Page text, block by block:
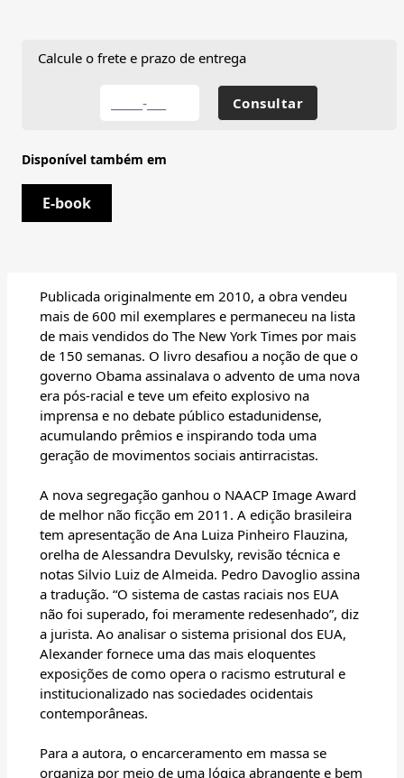
Calcule o frete e prazo de entrega
Disponível também em
E-book
Publicada originalmente em 2010, a obra vendeu
mais de 600 mil exemplares e permaneceu na lista
de mais vendidos do The New York Times por mais
de 150 semanas. O livro desafiou a noção de que o
governo Obama assinalava o advento de uma nova
era pós-racial e teve um efeito explosivo na
imprensa e no debate público estadunidense,
acumulando prêmios e inspirando toda uma
geração de movimentos sociais antirracistas.
A nova segregação ganhou o NAACP Image Award
de melhor não ficção em 2011. A edição brasileira
tem apresentação de Ana Luiza Pinheiro Flauzina,
orelha de Alessandra Devulsky, revisão técnica e
notas Silvio Luiz de Almeida. Pedro Davoglio assina
a tradução. “O sistema de castas raciais nos EUA
não foi superado, foi meramente redesenhado”, diz
a jurista. Ao analisar o sistema prisional dos EUA,
Alexander fornece uma das mais eloquentes
exposições de como opera o racismo estrutural e
institucionalizado nas sociedades ocidentais
contemporâneas.
Para a autora, o encarceramento em massa se
organiza por meio de uma lógica abrangente e bem